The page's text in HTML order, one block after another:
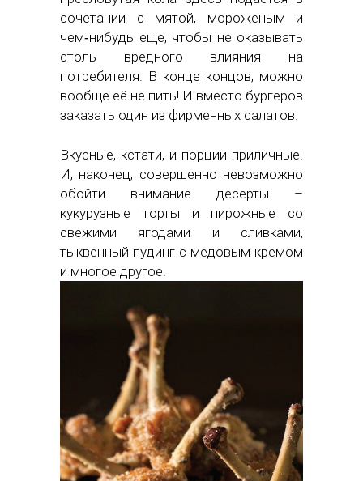
сочетании с мятой, мороженым и
чем‑нибудь еще, чтобы не оказывать
столь вредного влияния на
потребителя. В конце концов, можно
вообще её не пить! И вместо бургеров
заказать один из фирменных салатов.
Вкусные, кстати, и порции приличные.
И, наконец, совершенно невозможно
обойти внимание десерты –
кукурузные торты и пирожные со
свежими ягодами и сливками,
тыквенный пудинг с медовым кремом
и многое другое.